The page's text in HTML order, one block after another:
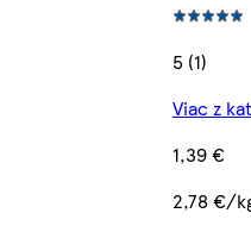
5 (1)
Viac z
1,39 €
2,78 €/